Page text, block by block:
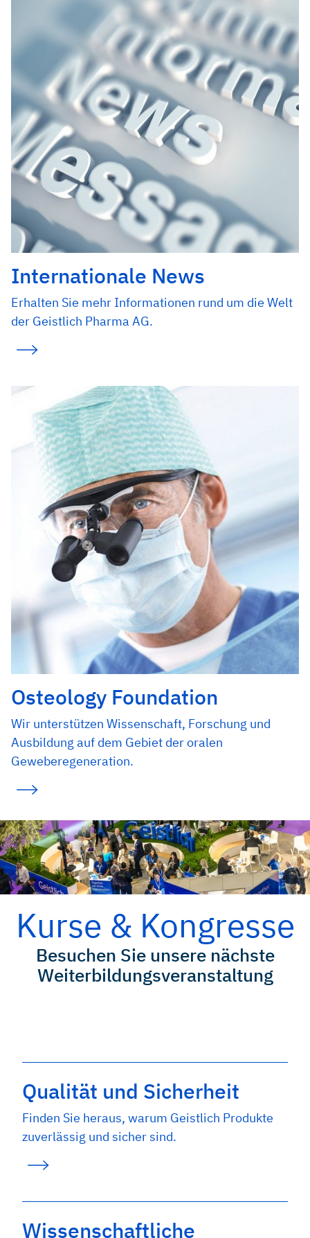
Internationale News
Erhalten Sie mehr Informationen rund um die Welt
der Geistlich Pharma AG.
Osteology Foundation
Wir unterstützen Wissenschaft, Forschung und
Ausbildung auf dem Gebiet der oralen
Geweberegeneration.
Kurse & Kongresse
Besuchen Sie unsere nächste
Weiterbildungsveranstaltung
Qualität und Sicherheit
Finden Sie heraus, warum Geistlich Produkte
zuverlässig und sicher sind.
Wissenschaftliche